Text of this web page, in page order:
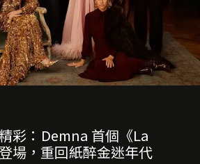
彩：Demna 首個《La
場，重回紙醉金迷年代